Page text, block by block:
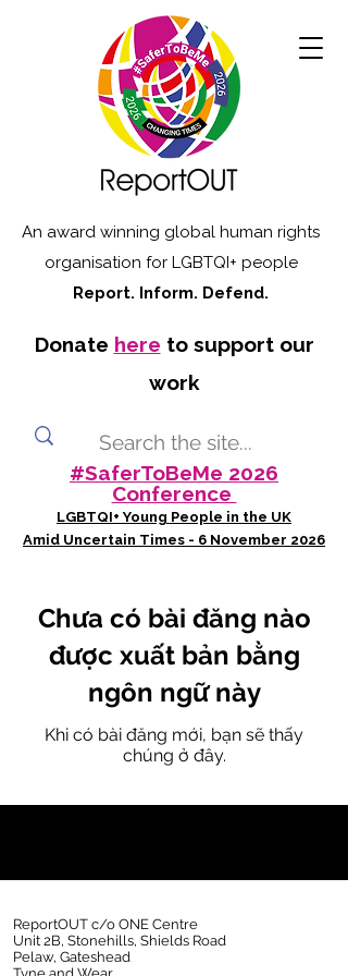
An award winning global human rights
organisation for LGBTQI+ people
Report. Inform. Defend.
Donate here to support our
work
#SaferToBeMe 2026
Conference
LGBTQI+ Young People in the UK
Amid Uncertain Times - 6 November 2026
Chưa có bài đăng nào
được xuất bản bằng
ngôn ngữ này
Khi có bài đăng mới, bạn sẽ thấy
chúng ở đây.
ReportOUT c/o ONE Centre
Unit 2B, Stonehills, Shields Road
Pelaw, Gateshead